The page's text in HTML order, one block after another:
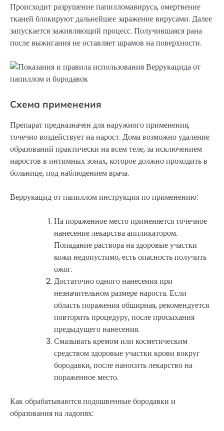
Происходит разрушение папилломавируса, омертвение
тканей блокируют дальнейшее заражение вирусами. Далее
запускается заживляющий процесс. Получившаяся рана
после выжигания не оставляет шрамов на поверхности.
Схема применения
Препарат предназначен для наружного применения,
точечно воздействует на нарост. Дома возможно удаление
образований практически на всем теле, за исключением
наростов в интимных зонах, которое должно проходить в
больнице, под наблюдением врача.
Веррукацид от папиллом инструкция по применению:
На пораженное место применяется точечное
нанесение лекарства аппликатором.
Попадание раствора на здоровые участки
кожи недопустимо, есть опасность получить
ожог.
Достаточно одного нанесения при
незначительном размере нароста. Если
область поражения обширная, рекомендуется
повторить процедуру, после просыхания
предыдущего нанесения.
Смазывать кремом или косметическим
средством здоровые участки крови вокруг
бородавки, после наносить лекарство на
пораженное место.
Как обрабатываются подошвенные бородавки и
образования на ладонях: